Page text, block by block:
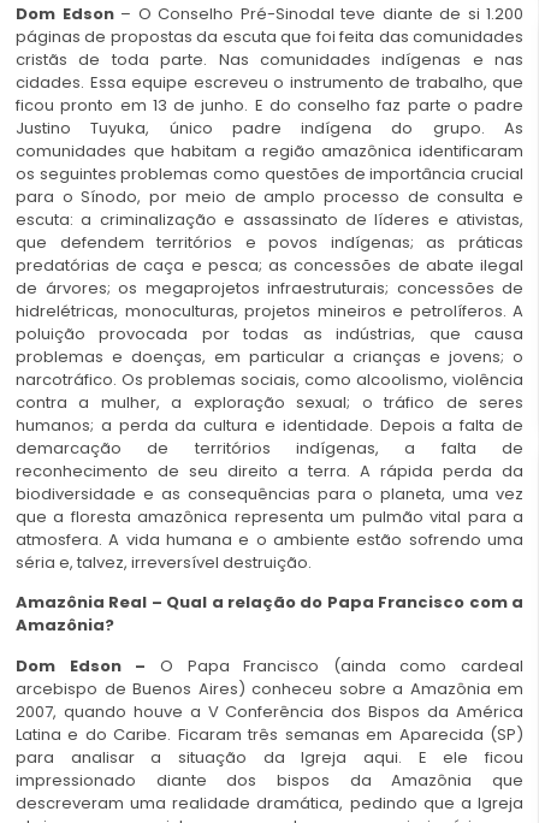
Dom Edson– O Conselho Pré-Sinodal teve diante de si 1.200
páginas de propostas da escuta que foi feita das comunidades
cristãs de toda parte. Nas comunidades indígenas e nas
cidades. Essa equipe escreveu o instrumento de trabalho, que
ficou pronto em 13 de junho. E do conselho faz parte o padre
Justino Tuyuka, único padre indígena do grupo. As
comunidades que habitam a região amazônica identificaram
os seguintes problemas como questões de importância crucial
para o Sínodo, por meio de amplo processo de consulta e
escuta: a criminalização e assassinato de líderes e ativistas,
que defendem territórios e povos indígenas; as práticas
predatórias de caça e pesca; as concessões de abate ilegal
de árvores; os megaprojetos infraestruturais; concessões de
hidrelétricas, monoculturas, projetos mineiros e petrolíferos. A
poluição provocada por todas as indústrias, que causa
problemas e doenças, em particular a crianças e jovens; o
narcotráfico. Os problemas sociais, como alcoolismo, violência
contra a mulher, a exploração sexual; o tráfico de seres
humanos; a perda da cultura e identidade. Depois a falta de
demarcação de territórios indígenas, a falta de
reconhecimento de seu direito a terra. A rápida perda da
biodiversidade e as consequências para o planeta, uma vez
que a floresta amazônica representa um pulmão vital para a
atmosfera. A vida humana e o ambiente estão sofrendo uma
séria e, talvez, irreversível destruição.
Amazônia Real – Qual a relação do Papa Francisco com a
Amazônia?
Dom Edson – O Papa Francisco (ainda como cardeal
arcebispo de Buenos Aires) conheceu sobre a Amazônia em
2007, quando houve a V Conferência dos Bispos da América
Latina e do Caribe. Ficaram três semanas em Aparecida (SP)
para analisar a situação da Igreja aqui. E ele ficou
impressionado diante dos bispos da Amazônia que
descreveram uma realidade dramática, pedindo que a Igreja